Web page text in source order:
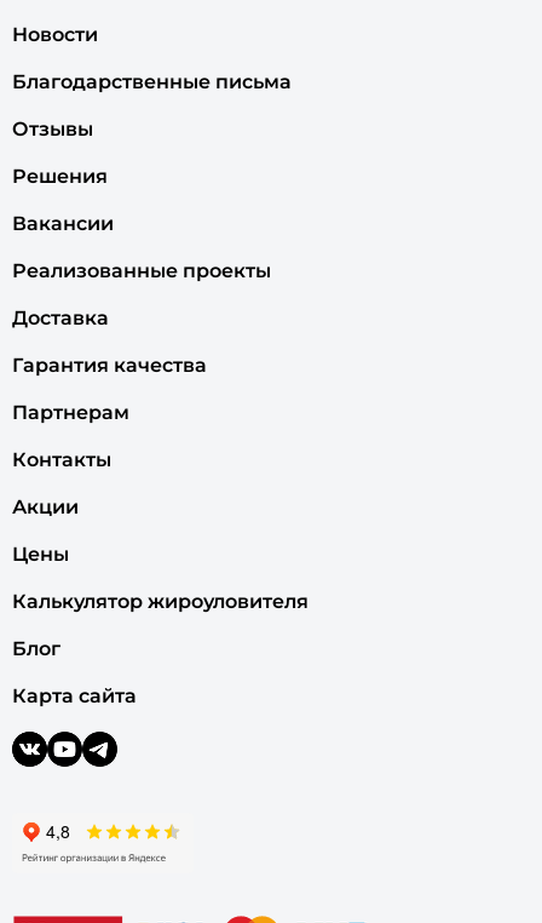
Новости
Благодарственные письма
Отзывы
Решения
Вакансии
Реализованные проекты
Доставка
Гарантия качества
Партнерам
Контакты
Акции
Цены
Калькулятор жироуловителя
Блог
Карта сайта